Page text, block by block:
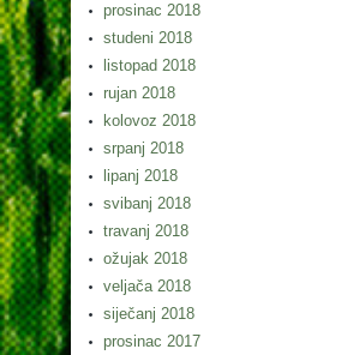
prosinac 2018
studeni 2018
listopad 2018
rujan 2018
kolovoz 2018
srpanj 2018
lipanj 2018
svibanj 2018
travanj 2018
ožujak 2018
veljača 2018
siječanj 2018
prosinac 2017